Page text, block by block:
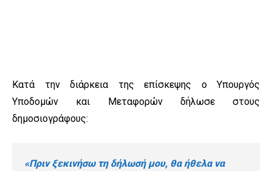
Κατά την διάρκεια της επίσκεψης ο Υπουργός
Υποδομών και Μεταφορών δήλωσε στους
δημοσιογράφους:
«Πριν ξεκινήσω τη δήλωσή μου, θα ήθελα να